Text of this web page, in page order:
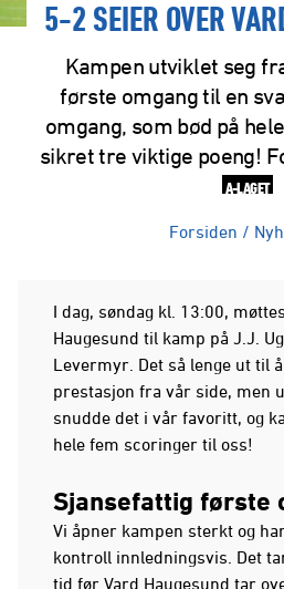
5-2 SEIER OVER
Kampen utviklet seg
første omgang til en
omgang, som bød på
sikret tre viktige poeng!
A-LAGET
Forsiden /
I dag, søndag kl. 13:00,
Haugesund til kamp på J.J.
Levermyr. Det så lenge ut til
prestasjon fra vår side, men
snudde det i vår favoritt, og
hele fem scoringer til oss!
Sjansefattig første
Vi åpner kampen sterkt og
kontroll innledningsvis. Det
tid før Vard Haugesund tar